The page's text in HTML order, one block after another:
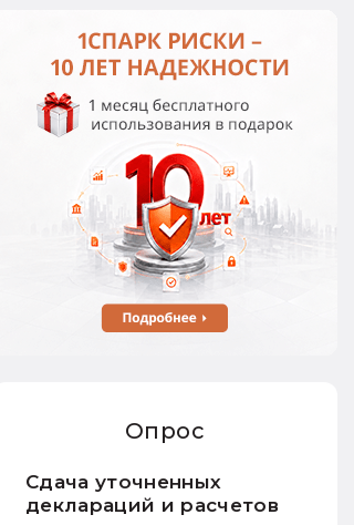
Опрос
Сдача уточненных
деклараций и расчетов